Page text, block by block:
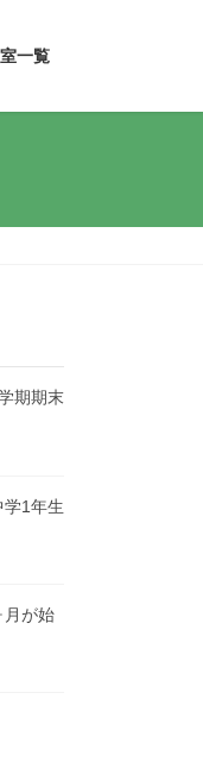
一覧
期期末
1年生
月が始